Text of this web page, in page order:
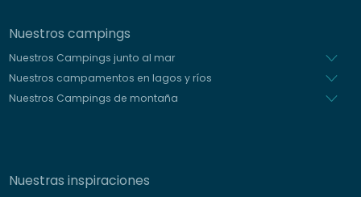
Nuestros campings
Nuestros Campings junto al mar
Nuestros campamentos en lagos y ríos
Nuestros Campings de montaña
Nuestras inspiraciones